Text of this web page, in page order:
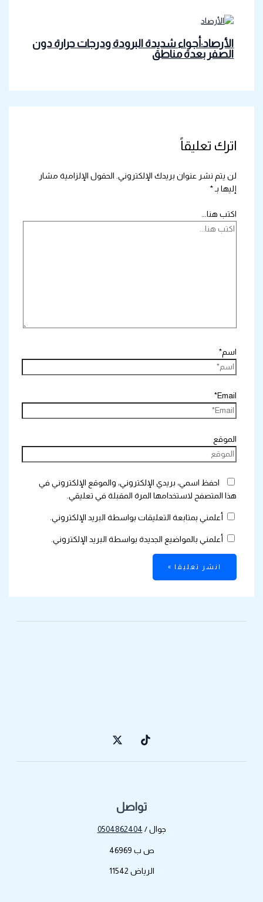
الأرصاد:أجواء شديدة البرودة ودرجات حرارة دون
الصفر بعدة مناطق
اترك تعليقاً
لن يتم نشر عنوان بريدك الإلكتروني. الحقول الإلزامية مشار
إليها بـ *
اكتب هنا...
اسم*
Email*
الموقع
احفظ اسمي، بريدي الإلكتروني، والموقع الإلكتروني في
هذا المتصفح لاستخدامها المرة المقبلة في تعليقي.
أعلمني بمتابعة التعليقات بواسطة البريد الإلكتروني.
أعلمني بالمواضيع الجديدة بواسطة البريد الإلكتروني.
تواصل
جوال / 0504862404
ص ب 46969
الرياض 11542